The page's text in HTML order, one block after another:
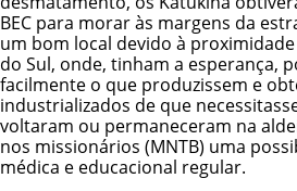
BEC para morar às margens da
um bom local devido à
do Sul, onde, tinham a esperança,
facilmente o que produzissem e
industrializados de que
voltaram ou permaneceram na
nos missionários (MNTB) uma
médica e educacional regular.